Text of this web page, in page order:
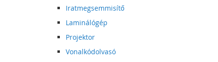
Iratmegsemmisítő
Laminálógép
Projektor
Vonalkódolvasó